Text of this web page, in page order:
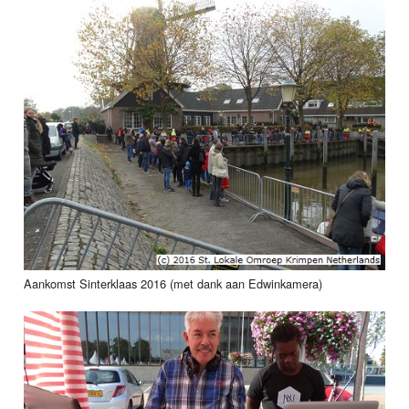
Aankomst Sinterklaas 2016 (met dank aan Edwinkamera)